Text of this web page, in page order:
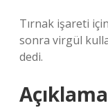
Tırnak işareti
sonra virgül
dedi.